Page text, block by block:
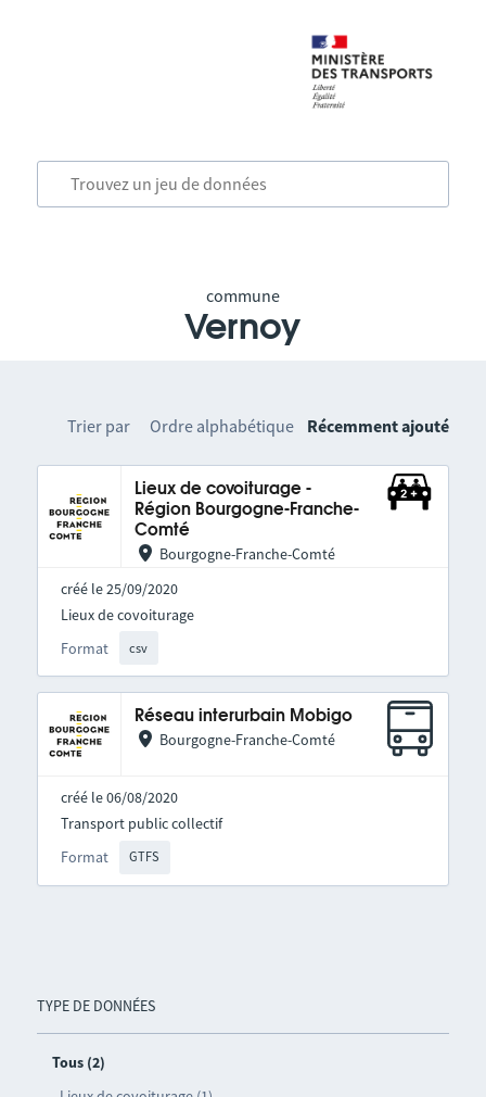
commune
Vernoy
TYPE DE DONNÉES
Tous (2)
Trier par Ordre alphabétique Récemment ajouté
Lieux de covoiturage -
Région Bourgogne-Franche-
Comté
Bourgogne-Franche-Comté
créé le 25/09/2020
Format csv
Lieux de covoiturage
Réseau interurbain Mobigo
Bourgogne-Franche-Comté
créé le 06/08/2020
Format GTFS
Transport public collectif